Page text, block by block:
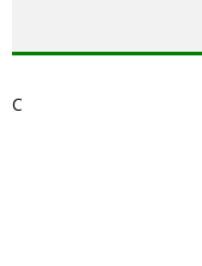
C